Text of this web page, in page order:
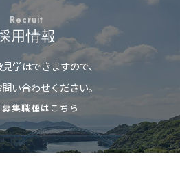
Recruit
用情報
学はできますので、
い合わせください。
募集職種はこちら